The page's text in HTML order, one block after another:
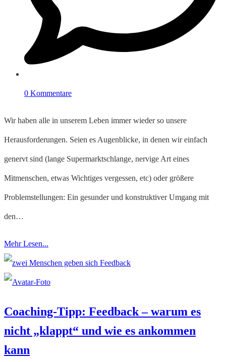
0 Kommentare
Wir haben alle in unserem Leben immer wieder so unsere
Herausforderungen. Seien es Augenblicke, in denen wir einfach
genervt sind (lange Supermarktschlange, nervige Art eines
Mitmenschen, etwas Wichtiges vergessen, etc) oder größere
Problemstellungen: Ein gesunder und konstruktiver Umgang mit
den…
Mehr Lesen...
Coaching-Tipp: Feedback – warum es
nicht „klappt“ und wie es ankommen
kann